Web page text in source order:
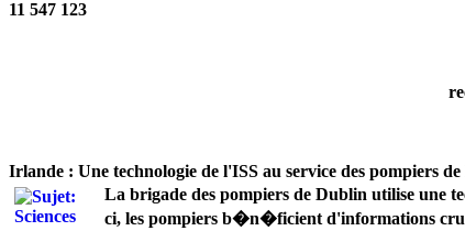
11 547 123
Irlande : Une technologie de l'ISS au service des pompiers
La brigade des pompiers de Dublin utilise une
ci, les pompiers b�n�ficient d'informations